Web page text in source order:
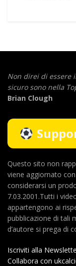
Non direi di essere
sicuro sono nella
Brian Clough
Questo sito non
viene aggiornato
considerarsi un
7.03.2001.Tutti i
appartengono ai
pubblicazione di tali
d’autore si prega di
Iscriviti alla
Collabora con